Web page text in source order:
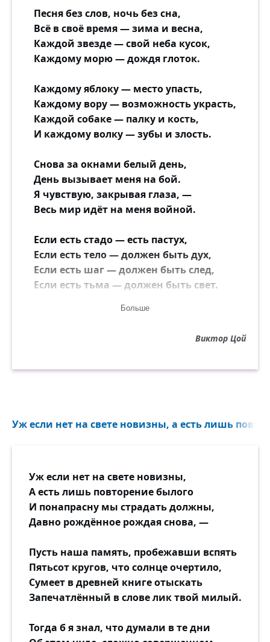
Песня без слов, ночь без сна,
Всё в своё время — зима и весна,
Каждой звезде — свой неба кусок,
Каждому морю — дождя глоток.
Каждому яблоку — место упасть,
Каждому вору — возможность украсть,
Каждой собаке — палку и кость,
И каждому волку — зубы и злость.
Снова за окнами белый день,
День вызывает меня на бой.
Я чувствую, закрывая глаза, —
Весь мир идёт на меня войной.
Если есть стадо — есть пастух,
Если есть тело — должен быть дух,
Если есть шаг — должен быть след,
Если есть тьма — должен быть свет.
Хочешь ли ты изменить этот мир,
Я чувствую, закрывая глаза, —
Больше
Виктор Цой
Уж если нет на свете новизны, а есть лишь
Уж если нет на свете новизны,
А есть лишь повторение былого
И понапрасну мы страдать должны,
Давно рождённое рождая снова, —
Пусть наша память, пробежавши вспять
Пятьсот кругов, что солнце очертило,
Сумеет в древней книге отыскать
Запечатлённый в слове лик твой милый.
Тогда б я знал, что думали в те дни